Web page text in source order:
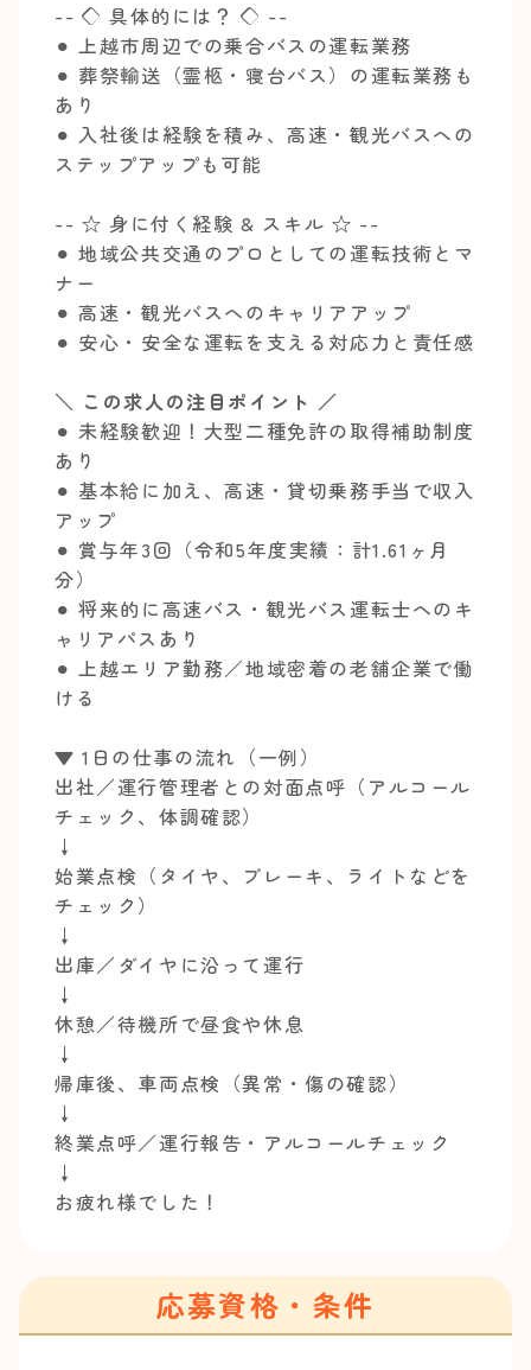
-- ◇ 具体的には？ ◇ --
⚫︎ 上越市周辺での乗合バスの運転業務
⚫︎ 葬祭輸送（霊柩・寝台バス）の運転業務も
あり
⚫︎ 入社後は経験を積み、高速・観光バスへの
ステップアップも可能
-- ☆ 身に付く経験 & スキル ☆ --
⚫︎ 地域公共交通のプロとしての運転技術とマ
ナー
⚫︎ 高速・観光バスへのキャリアアップ
⚫︎ 安心・安全な運転を支える対応力と責任感
＼ この求人の注目ポイント ／
⚫︎ 未経験歓迎！大型二種免許の取得補助制度
あり
⚫︎ 基本給に加え、高速・貸切乗務手当で収入
アップ
⚫︎ 賞与年3回（令和5年度実績：計1.61ヶ月
分）
⚫︎ 将来的に高速バス・観光バス運転士へのキ
ャリアパスあり
⚫︎ 上越エリア勤務／地域密着の老舗企業で働
ける
▼ 1日の仕事の流れ（一例）
出社／運行管理者との対面点呼（アルコール
チェック、体調確認）
↓
始業点検（タイヤ、ブレーキ、ライトなどを
チェック）
↓
出庫／ダイヤに沿って運行
↓
休憩／待機所で昼食や休息
↓
帰庫後、車両点検（異常・傷の確認）
↓
終業点呼／運行報告・アルコールチェック
↓
お疲れ様でした！
応募資格・条件